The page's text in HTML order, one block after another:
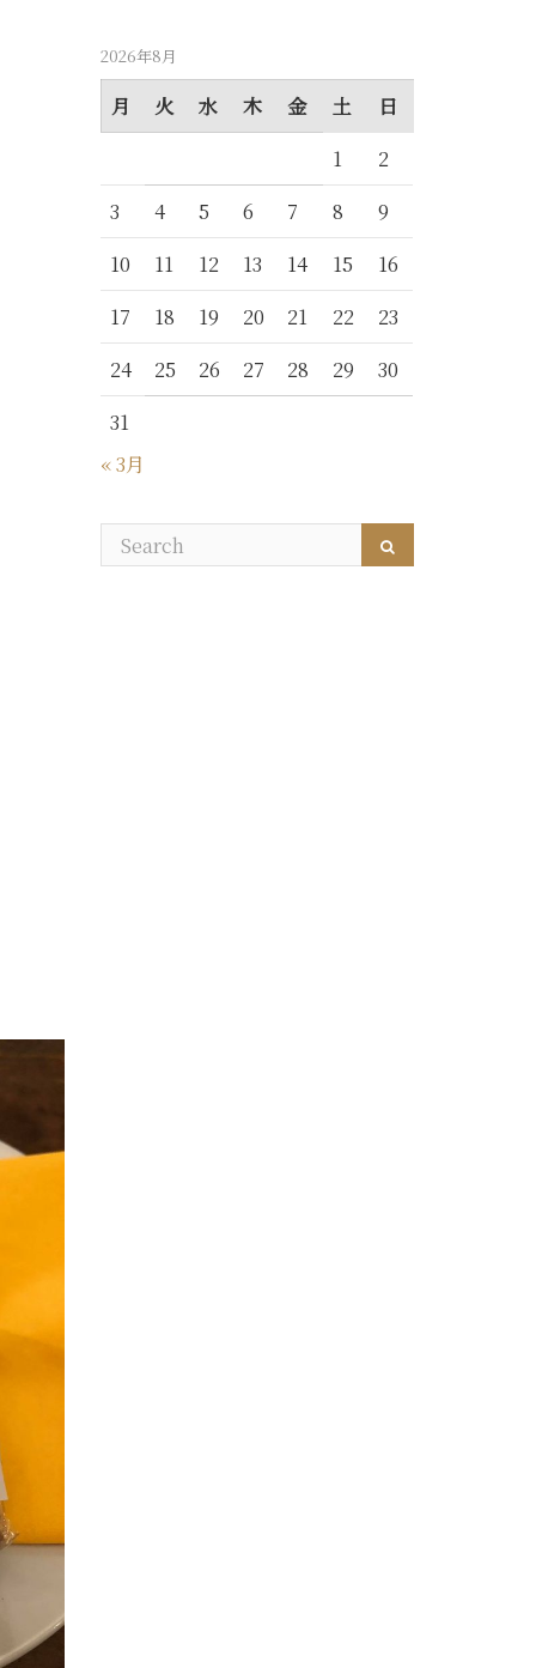
2026年8月
月 火 水 木 金 土
日
1
2
3
4 5 6 7 8
9
10
11 12 13 14 15
16
17
18 19 20 21 22
23
24
25 26 27 28 29
30
31
« 3月